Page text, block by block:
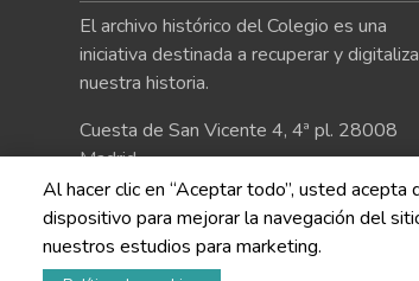
El archivo histórico del Colegio es una
iniciativa destinada a recuperar y
nuestra historia.
Cuesta de San Vicente 4, 4ª pl. 28008
Madrid
915 41 99 99
Al hacer clic en “Aceptar todo”, usted acepta
dispositivo para mejorar la navegación del
nuestros estudios para marketing.